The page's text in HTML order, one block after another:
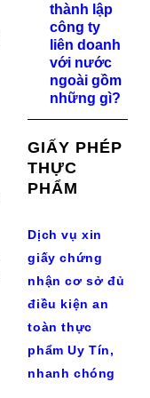
thành lập
công ty
liên doanh
với nước
ngoài gồm
những gì?
GIẤY PHÉP
THỰC
PHẨM
Dịch vụ xin
giấy chứng
nhận cơ sở đủ
điều kiện an
toàn thực
phẩm Uy Tín,
nhanh chóng